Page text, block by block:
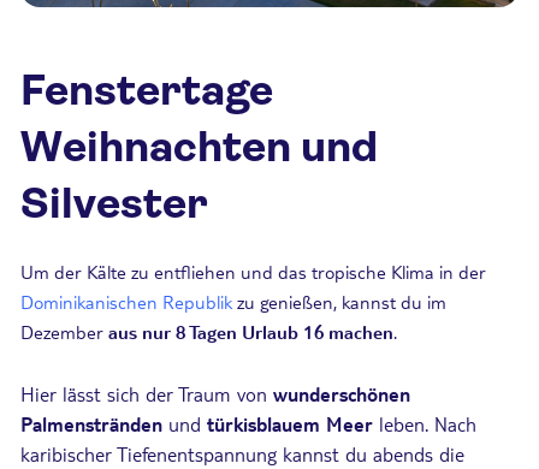
Fenstertage
Weihnachten und
Silvester
Um der Kälte zu entfliehen und das tropische Klima in der
Dominikanischen Republik zu genießen, kannst du im
Dezember aus nur 8 Tagen Urlaub 16 machen
Hier lässt sich der Traum von wunderschönen
Palmenstränden und türkisblauem Meer leben. Nach
karibischer Tiefenentspannung kannst du abends die